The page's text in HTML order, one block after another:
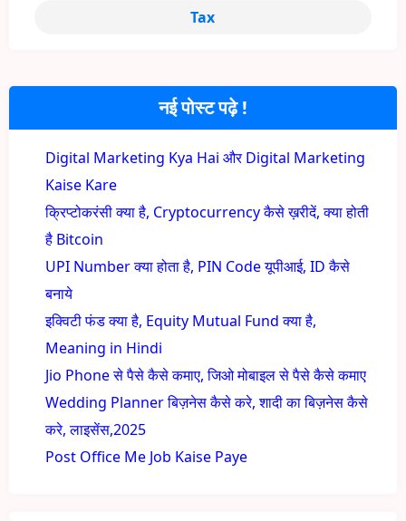
नई पोस्ट पढ़े !
Digital Marketing Kya Hai और Digital Marketing
Kaise Kare
क्रिप्टोकरंसी क्या है, Cryptocurrency कैसे ख़रीदें, क्या होती
है Bitcoin
UPI Number क्या होता है, PIN Code यूपीआई, ID कैसे
बनाये
इक्विटी फंड क्या है, Equity Mutual Fund क्या है,
Meaning in Hindi
Jio Phone से पैसे कैसे कमाए, जिओ मोबाइल से पैसे कैसे कमाए
Wedding Planner बिज़नेस कैसे करे, शादी का बिज़नेस कैसे
करे, लाइसेंस,2025
Post Office Me Job Kaise Paye
Tax